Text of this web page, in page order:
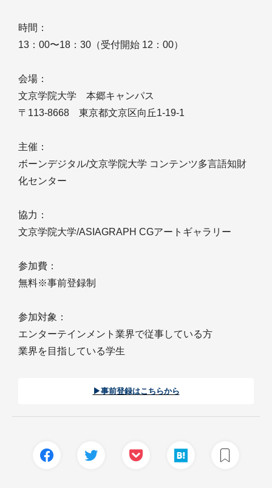
時間：
13：00〜18：30（受付開始 12：00）
会場：
文京学院大学 本郷キャンパス
〒113-8668 東京都文京区向丘1-19-1
主催：
ボーンデジタル/文京学院大学 コンテンツ多言語知財
化センター
協力：
文京学院大学/ASIAGRAPH CGアートギャラリー
参加費：
無料※事前登録制
参加対象：
エンターテインメント業界で従事している方
業界を目指している学生
▶︎事前登録はこちらから︎